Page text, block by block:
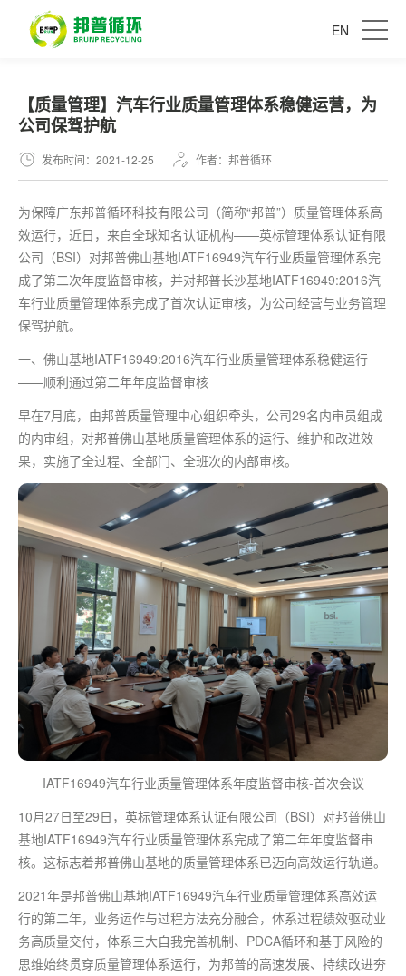
EN
【质量管理】汽车行业质量管理体系稳健运营，为
公司保驾护航
发布时间：2021-12-25 作者：邦普循环
为保障广东邦普循环科技有限公司（简称“邦普”）质量管理体系高
效运行，近日，来自全球知名认证机构——英标管理体系认证有限
公司（BSI）对邦普佛山基地IATF16949汽车行业质量管理体系完
成了第二次年度监督审核，并对邦普长沙基地IATF16949:2016汽
车行业质量管理体系完成了首次认证审核，为公司经营与业务管理
保驾护航。
一、佛山基地IATF16949:2016汽车行业质量管理体系稳健运行
——顺利通过第二年年度监督审核
早在7月底，由邦普质量管理中心组织牵头，公司29名内审员组成
的内审组，对邦普佛山基地质量管理体系的运行、维护和改进效
果，实施了全过程、全部门、全班次的内部审核。
IATF16949汽车行业质量管理体系年度监督审核-首次会议
10月27日至29日，英标管理体系认证有限公司（BSI）对邦普佛山
基地IATF16949汽车行业质量管理体系完成了第二年年度监督审
核。这标志着邦普佛山基地的质量管理体系已迈向高效运行轨道。
2021年是邦普佛山基地IATF16949汽车行业质量管理体系高效运
行的第二年，业务运作与过程方法充分融合，体系过程绩效驱动业
务高质量交付，体系三大自我完善机制、PDCA循环和基于风险的
思维始终贯穿质量管理体系运行，为邦普的高速发展、持续改进夯